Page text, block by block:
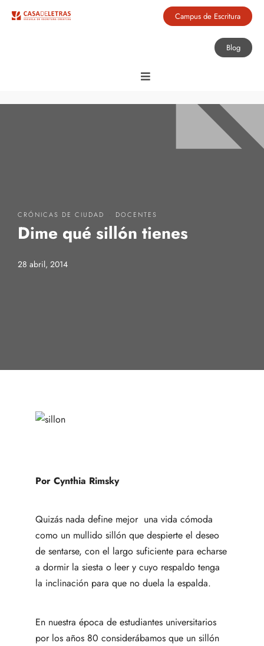
Campus de Escritura
Blog
CRÓNICAS DE CIUDAD DOCENTES
Dime qué sillón tienes
28 abril, 2014
Por Cynthia Rimsky
Quizás nada define mejor una vida cómoda
como un mullido sillón que despierte el deseo
de sentarse, con el largo suficiente para echarse
a dormir la siesta o leer y cuyo respaldo tenga
la inclinación para que no duela la espalda.
En nuestra época de estudiantes universitarios
por los años 80 considerábamos que un sillón